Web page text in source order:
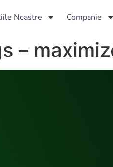
Noastre Companie
–